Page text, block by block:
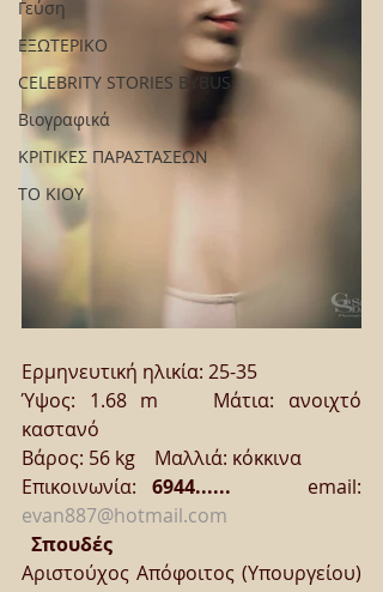
Γεύση
ΕΞΩΤΕΡΙΚΟ
CELEBRITY STORIES BYBUS
Βιογραφικά
ΚΡΙΤΙΚΕΣ ΠΑΡΑΣΤΑΣΕΩΝ
ΤΟ ΚΙΟΥ
Ερμηνευτική ηλικία: 25-35
Ύψος: 1.68 m    Μάτια: ανοιχτό
καστανό
Βάρος: 56 kg    Μαλλιά: κόκκινα
Επικοινωνία: 6944......
evan887@hotmail.com
Σπουδές
Αριστούχος Απόφοιτος (Υπουργείου)